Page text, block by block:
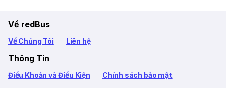
Về redBus
Về Chúng Tôi Liên hệ
Thông Tin
Điều Khoản và Điều Kiện Chính sách bảo mật